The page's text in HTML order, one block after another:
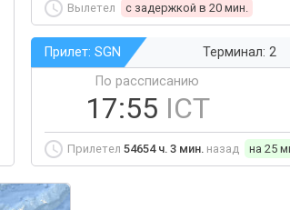
Вылетел c задержкой в 20 мин.
Прилет: SGN Терминал: 2
По рассписанию
17:55 ICT
Прилетел 54654 ч. 3 мин. назад на 25